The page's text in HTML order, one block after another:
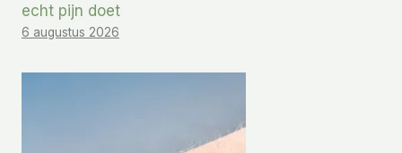
echt pijn doet
6 augustus 2026